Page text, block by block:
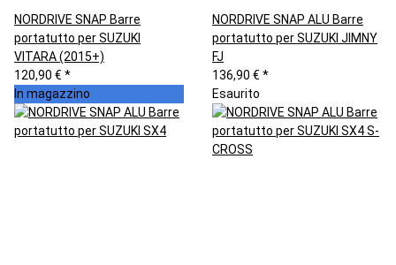
NORDRIVE SNAP Barre
portatutto per SUZUKI
VITARA (2015+)
120,90 € *
NORDRIVE SNAP ALU Barre
portatutto per SUZUKI JIMNY
FJ
136,90 € *
In magazzino
Esaurito